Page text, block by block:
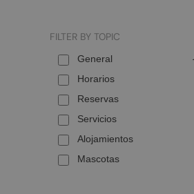
FILTER BY TOPIC
General
Horarios
Reservas
Servicios
Alojamientos
Mascotas